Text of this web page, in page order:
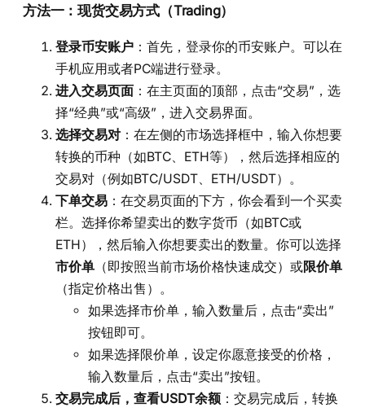
方法一：现货交易方式（Trading）
登录币安账户 ：首先，登录你的币安账户。可以在
手机应用或者PC端进行登录。
进入交易页面 ：在主页面的顶部，点击“交易”，选
择“经典”或“高级”，进入交易界面。
选择交易对 ：在左侧的市场选择框中，输入你想要
转换的币种（如BTC、ETH等），然后选择相应的
交易对（例如BTC/USDT、ETH/USDT）。
下单交易 ：在交易页面的下方，你会看到一个买卖
栏。选择你希望卖出的数字货币（如BTC或
ETH），然后输入你想要卖出的数量。你可以选择
市价单 （即按照当前市场价格快速成交）或限价单
（指定价格出售）。
如果选择市价单，输入数量后，点击“卖出”
按钮即可。
如果选择限价单，设定你愿意接受的价格，
输入数量后，点击“卖出”按钮。
交易完成后，查看USDT余额 ：交易完成后，转换